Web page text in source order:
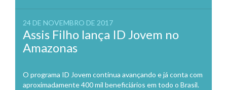
24 DE NOVEMBRO DE 2017
Assis Filho lança ID Jovem no
Amazonas
O programa ID Jovem continua avançando e já conta com
aproximadamente 400 mil beneficiários em todo o Brasil.